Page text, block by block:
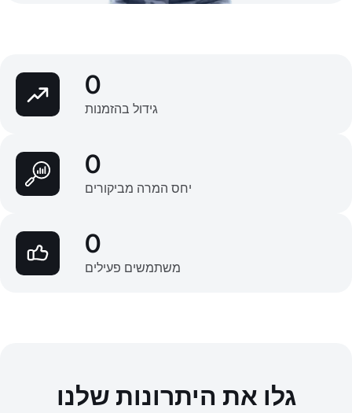
0
גידול בהזמנות
0
יחס המרה מביקורים
0
משתמשים פעילים
גלו את היתרונות שלנו